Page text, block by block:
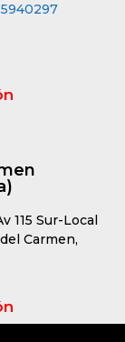
115 Sur-Local
Carmen,